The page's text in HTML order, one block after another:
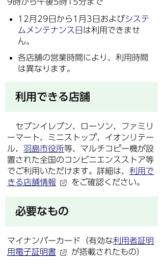
12月29日から1月3日およびシステ
ムメンテナンス日 は利用できませ
ん。
各店舗の営業時間により、利用時間
は異なります。
利用できる店舗
セブンイレブン、ローソン、ファミリ
ーマート、ミニストップ、イオンリテー
ル、 羽島市役所等、マルチコピー機が設
置された全国のコンビニエンスストア等
でご利用いただけます。詳細は、 利用で
きる店舗情報
をご確認ください。
必要なもの
マイナンバーカード（有効な利用者証明
用電子証明書
が搭載されたもの）